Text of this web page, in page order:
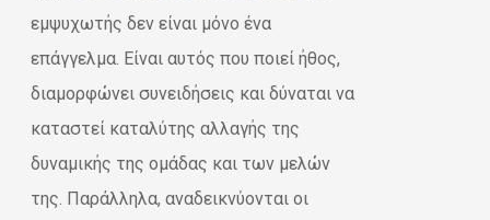
εμψυχωτής δεν είναι μόνο ένα
επάγγελμα. Είναι αυτός που ποιεί ήθος,
διαμορφώνει συνειδήσεις και δύναται να
καταστεί καταλύτης αλλαγής της
δυναμικής της ομάδας και των μελών
της. Παράλληλα, αναδεικνύονται οι